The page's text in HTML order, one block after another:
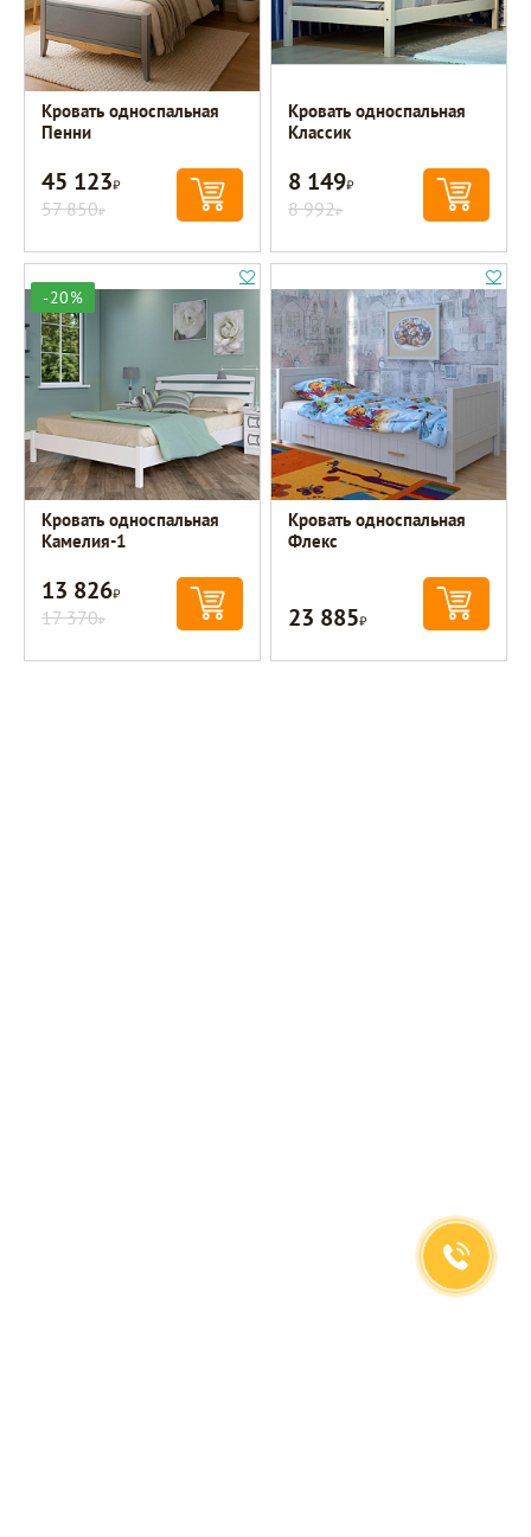
Кровать односпальная
Пенни
45 123Р
57 850Р
Кровать односпальная
Классик
8 149Р
8 992Р
-20%
Кровать односпальная
Камелия-1
13 826Р
17 370Р
Кровать односпальная
Флекс
23 885Р